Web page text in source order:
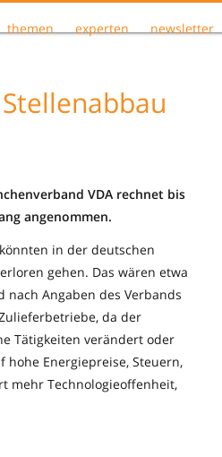
themen experten newsletter
VDA rechnet bis
angenommen.
in der deutschen
gehen. Das wären etwa
nach Angaben des Verbands
da der
Tätigkeiten verändert oder
Energiepreise, Steuern,
mehr Technologieoffenheit,